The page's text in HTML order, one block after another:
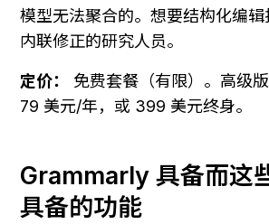
模型无法聚合的。想要结构化编
内联修正的研究人员。
定价：
免费套餐（有限）。高级
79 美元/年，或 399 美元终身。
Grammarly 具备而这
具备的功能